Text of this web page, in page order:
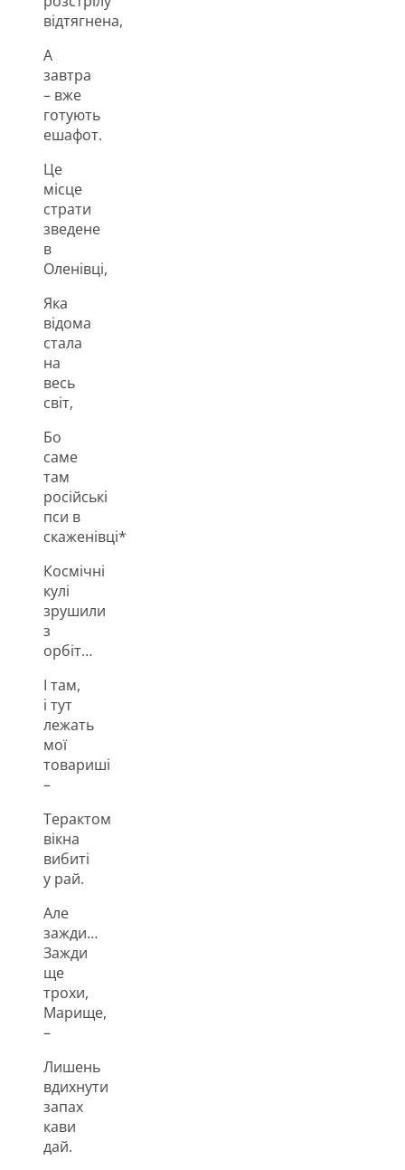
відтягнена,
А
завтра
– вже
готують
ешафот.
Це
місце
страти
зведене
в
Оленівці,
Яка
відома
стала
на
весь
світ,
Бо
саме
там
російські
пси в
скаженівці*
Космічні
кулі
зрушили
з
орбіт…
І там,
і тут
лежать
мої
товариші
–
Терактом
вікна
вибиті
у рай.
Але
зажди…
Зажди
ще
трохи,
Марище,
–
Лишень
вдихнути
запах
кави
дай.